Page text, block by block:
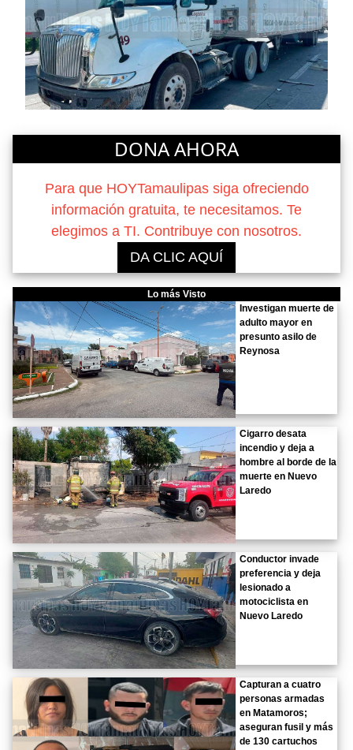
DONA AHORA
Para que HOYTamaulipas siga ofreciendo
información gratuita, te necesitamos. Te
elegimos a TI. Contribuye con nosotros.
DA CLIC AQUÍ
Lo más Visto
Investigan muerte de
adulto mayor en
presunto asilo de
Reynosa
Cigarro desata
incendio y deja a
hombre al borde de la
muerte en Nuevo
Laredo
Conductor invade
preferencia y deja
lesionado a
motociclista en
Nuevo Laredo
Capturan a cuatro
personas armadas
en Matamoros;
aseguran fusil y más
de 130 cartuchos